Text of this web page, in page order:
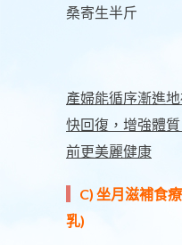
桑寄生半斤
產婦能循序漸進
快回復，增強體
前更美麗健康
C) 坐月滋補食
乳)